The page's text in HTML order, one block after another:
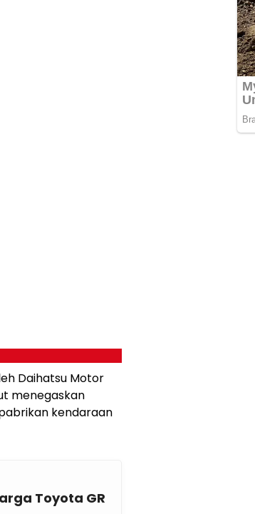
Daihatsu Motor
menegaskan
kendaraan
Toyota GR